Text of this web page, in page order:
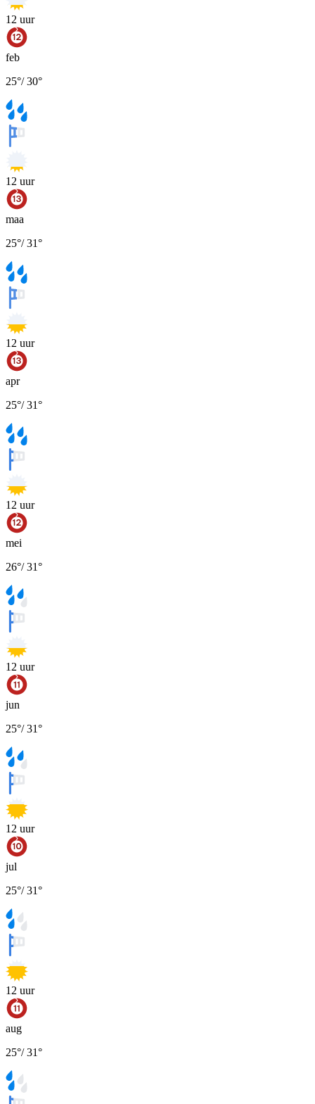
12 uur
feb
25°/30°
12 uur
maa
25°/31°
12 uur
apr
25°/31°
12 uur
mei
26°/31°
12 uur
jun
25°/31°
12 uur
jul
25°/31°
12 uur
aug
25°/31°